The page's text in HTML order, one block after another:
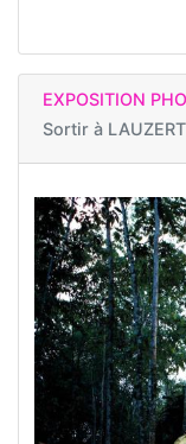
EXPOSITION
Sortir à